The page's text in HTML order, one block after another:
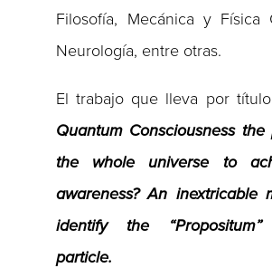
Filosofía, Mecánica y Física
Neurología, entre otras.
El trabajo que lleva por
Quantum Consciousness the
the whole universe to
awareness? An inextricable
identify the
particle.